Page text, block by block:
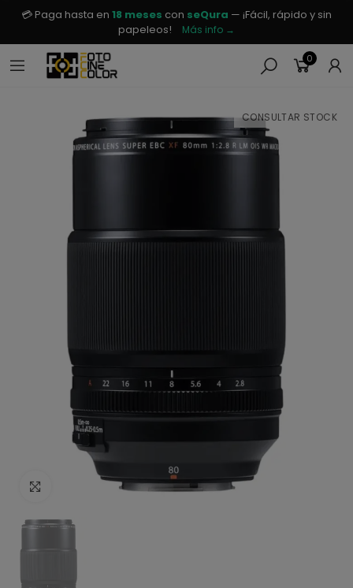
💳 Paga hasta en 18 meses con seQura — ¡Fácil, rápido y sin
papeleos!
Más info →
0
CONSULTAR STOCK
Haga clic para ampliar